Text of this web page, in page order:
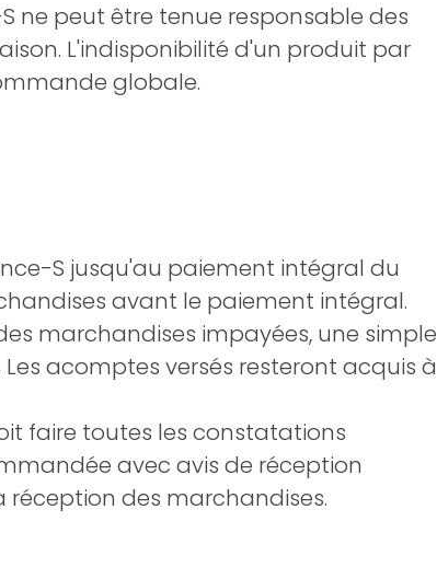
ne peut être tenue responsable des
L'indisponibilité d'un produit par
globale.
S jusqu'au paiement intégral du
avant le paiement intégral.
marchandises impayées, une simple
acomptes versés resteront acquis à
faire toutes les constatations
avec avis de réception
des marchandises.